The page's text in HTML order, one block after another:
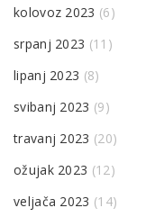
kolovoz 2023 (6)
srpanj 2023 (11)
lipanj 2023 (8)
svibanj 2023 (9)
travanj 2023 (20)
ožujak 2023 (12)
veljača 2023 (14)